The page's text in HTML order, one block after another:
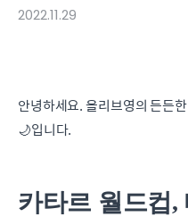
2022.11.29
안녕하세요. 올리브영의 든든
🌙입니다.
카타르 월드컵,